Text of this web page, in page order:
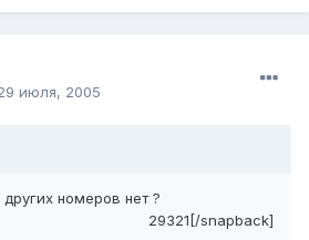
июля, 2005
номеров нет ?
29321[/snapback]